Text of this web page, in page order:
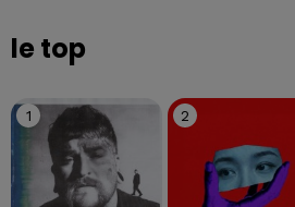
le top
1 2